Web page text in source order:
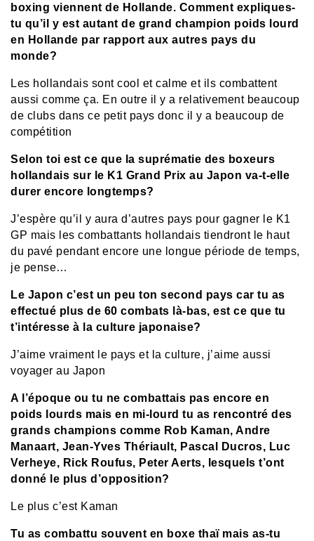
boxing viennent de Hollande. Comment expliques-
tu qu’il y est autant de grand champion poids lourd
en Hollande par rapport aux autres pays du
monde?
Les hollandais sont cool et calme et ils combattent
aussi comme ça. En outre il y a relativement beaucoup
de clubs dans ce petit pays donc il y a beaucoup de
compétition
Selon toi est ce que la suprématie des boxeurs
hollandais sur le K1 Grand Prix au Japon va-t-elle
durer encore longtemps?
J’espère qu’il y aura d’autres pays pour gagner le K1
GP mais les combattants hollandais tiendront le haut
du pavé pendant encore une longue période de temps,
je pense…
Le Japon c’est un peu ton second pays car tu as
effectué plus de 60 combats là-bas, est ce que tu
t’intéresse à la culture japonaise?
J’aime vraiment le pays et la culture, j’aime aussi
voyager au Japon
A l’époque ou tu ne combattais pas encore en
poids lourds mais en mi-lourd tu as rencontré des
grands champions comme Rob Kaman, Andre
Manaart, Jean-Yves Thériault, Pascal Ducros, Luc
Verheye, Rick Roufus, Peter Aerts, lesquels t’ont
donné le plus d’opposition?
Le plus c’est Kaman
Tu as combattu souvent en boxe thaï mais as-tu